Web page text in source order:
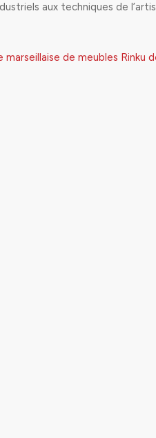
aux techniques de
marseillaise de meubles